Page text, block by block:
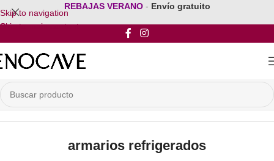
Skip to navigation
Skip to main content
REBAJAS VERANO - Envío gratuito
Inicio/Productos etiquetados “armarios refrigerados”
armarios refrigerados